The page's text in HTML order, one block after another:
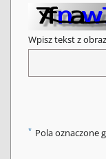
Wpisz tekst z
* Pola oznaczone